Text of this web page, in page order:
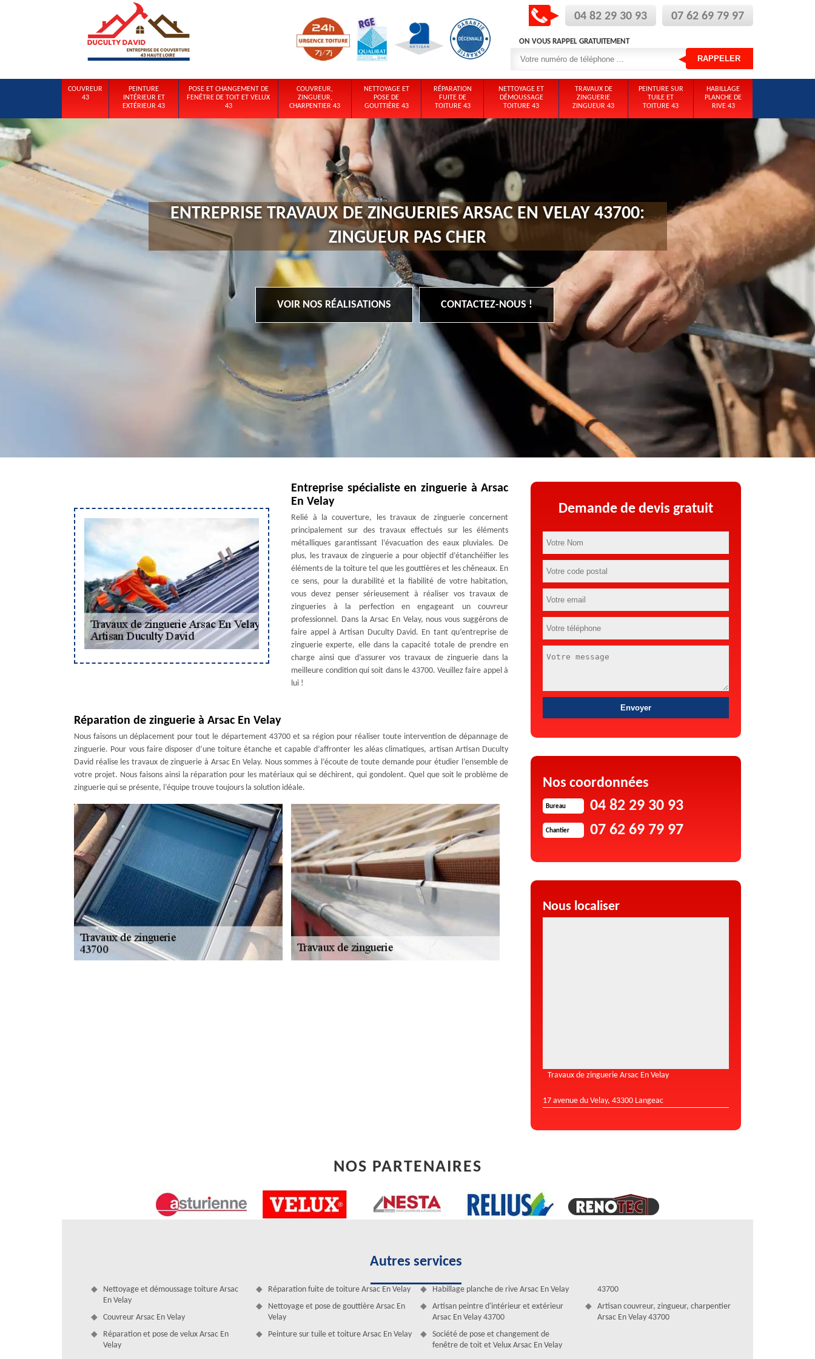
04 82 29 30 93 07 62 69 79 97
ON VOUS RAPPEL GRATUITEMENT
COUVREUR
43
PEINTURE
INTÉRIEUR ET
EXTÉRIEUR 43
POSE ET CHANGEMENT DE
FENÊTRE DE TOIT ET VELUX
43
COUVREUR,
ZINGUEUR,
CHARPENTIER 43
NETTOYAGE ET
POSE DE
GOUTTIÈRE 43
RÉPARATION
FUITE DE
TOITURE 43
NETTOYAGE ET
DÉMOUSSAGE
TOITURE 43
TRAVAUX DE
ZINGUERIE
ZINGUEUR 43
PEINTURE SUR
TUILE ET
TOITURE 43
HABILLAGE
PLANCHE DE
RIVE 43
ENTREPRISE TRAVAUX DE ZINGUERIES ARSAC EN VELAY 43700:
ZINGUEUR PAS CHER
VOIR NOS RÉALISATIONS CONTACTEZ-NOUS !
Entreprise spécialiste en zinguerie à Arsac
En Velay
Relié à la couverture, les travaux de zinguerie concernent
principalement sur des travaux effectués sur les éléments
métalliques garantissant l’évacuation des eaux pluviales. De
plus, les travaux de zinguerie a pour objectif d’étanchéifier les
éléments de la toiture tel que les gouttières et les chêneaux. En
ce sens, pour la durabilité et la fiabilité de votre habitation,
vous devez penser sérieusement à réaliser vos travaux de
zingueries à la perfection en engageant un couvreur
professionnel. Dans la Arsac En Velay, nous vous suggérons de
faire appel à Artisan Duculty David. En tant qu’entreprise de
zinguerie experte, elle dans la capacité totale de prendre en
charge ainsi que d’assurer vos travaux de zinguerie dans la
meilleure condition qui soit dans le 43700. Veuillez faire appel à
lui !
Réparation de zinguerie à Arsac En Velay
Nous faisons un déplacement pour tout le département 43700 et sa région pour réaliser toute intervention de dépannage de
zinguerie. Pour vous faire disposer d’une toiture étanche et capable d’affronter les aléas climatiques, artisan Artisan Duculty
David réalise les travaux de zinguerie à Arsac En Velay. Nous sommes à l’écoute de toute demande pour étudier l’ensemble de
votre projet. Nous faisons ainsi la réparation pour les matériaux qui se déchirent, qui gondolent. Quel que soit le problème de
zinguerie qui se présente, l’équipe trouve toujours la solution idéale.
Demande de devis gratuit
Nos coordonnées
Bureau 04 82 29 30 93
Chantier 07 62 69 79 97
Nous localiser
Travaux de zinguerie Arsac En Velay
17 avenue du Velay, 43300 Langeac
NOS PARTENAIRES
Autres services
Nettoyage et démoussage toiture Arsac
En Velay
Couvreur Arsac En Velay
Réparation et pose de velux Arsac En
Velay
Réparation fuite de toiture Arsac En Velay
Nettoyage et pose de gouttière Arsac En
Velay
Peinture sur tuile et toiture Arsac En Velay
Habillage planche de rive Arsac En Velay
Artisan peintre d'intérieur et extérieur
Arsac En Velay 43700
Société de pose et changement de
fenêtre de toit et Velux Arsac En Velay
43700
Artisan couvreur, zingueur, charpentier
Arsac En Velay 43700